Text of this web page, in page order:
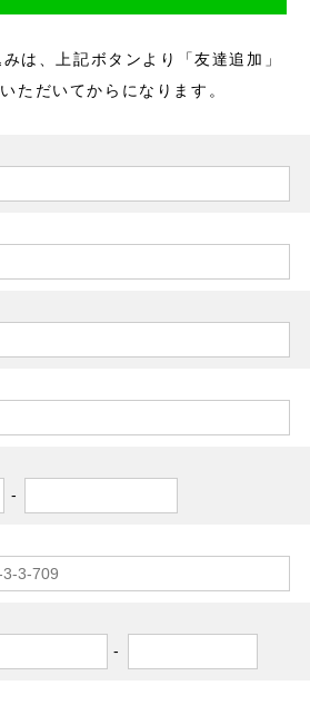
は、上記ボタンより「友達追加」
ただいてからになります。
-
-